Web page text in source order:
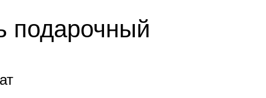
подарочный